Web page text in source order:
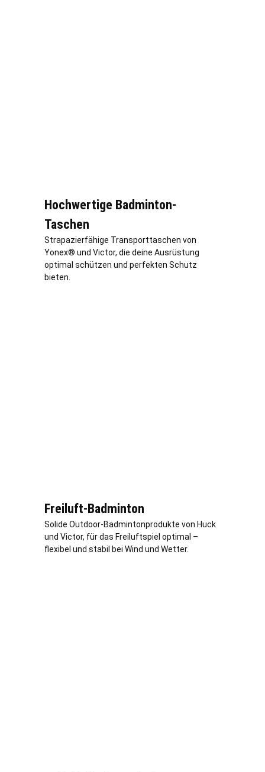
Hochwertige Badminton-
Taschen
Strapazierfähige Transporttaschen von
Yonex® und Victor, die deine Ausrüstung
optimal schützen und perfekten Schutz
bieten.
Freiluft-Badminton
Solide Outdoor-Badmintonprodukte von Huck
und Victor, für das Freiluftspiel optimal –
flexibel und stabil bei Wind und Wetter.